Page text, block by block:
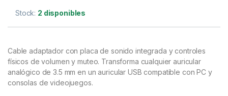
Stock: 2 disponibles
Cable adaptador con placa de sonido integrada y controles
físicos de volumen y muteo. Transforma cualquier auricular
analógico de 3.5 mm en un auricular USB compatible con PC y
consolas de videojuegos.